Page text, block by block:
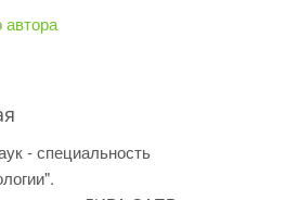
автора
- специальность